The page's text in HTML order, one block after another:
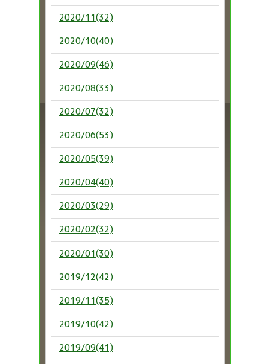
2020/11(32)
2020/10(40)
2020/09(46)
2020/08(33)
2020/07(32)
2020/06(53)
2020/05(39)
2020/04(40)
2020/03(29)
2020/02(32)
2020/01(30)
2019/12(42)
2019/11(35)
2019/10(42)
2019/09(41)